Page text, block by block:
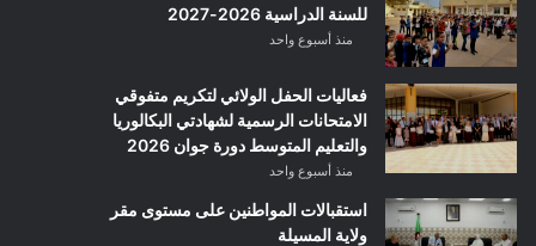
للسنة الدراسية 2026-2027
منذ أسبوع واحد
فعاليات الحفل الولائي لتكريم متفوقي
الامتحانات الرسمية لشهادتي البكالوريا
والتعليم المتوسط دورة جوان 2026
منذ أسبوع واحد
استقبالات المواطنين على مستوى مقر
ولاية المسيلة